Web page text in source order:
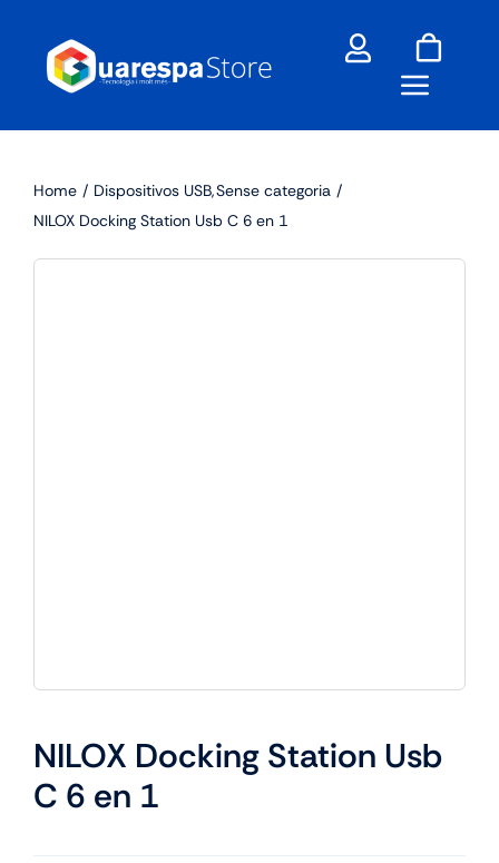
content
Home Dispositivos USB Sense categoria
NILOX Docking Station Usb C 6 en 1
NILOX Docking Station Usb
C 6 en 1